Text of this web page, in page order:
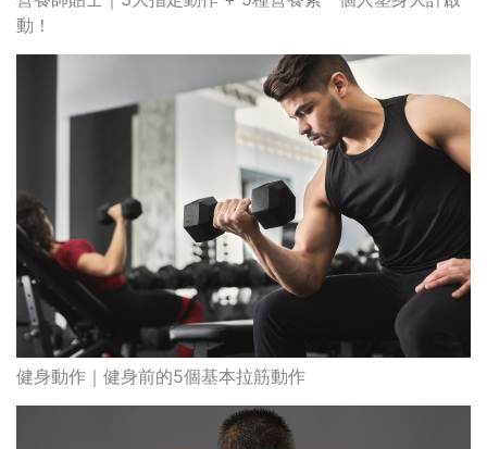
動！
健身動作｜健身前的5個基本拉筋動作